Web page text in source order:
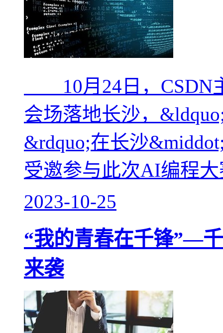
10月24日，CSDN
会场落地长沙，
&rdquo;在长沙
受邀参与此次AI编程
2023-10-25
“我的青春在千锋”—
来袭